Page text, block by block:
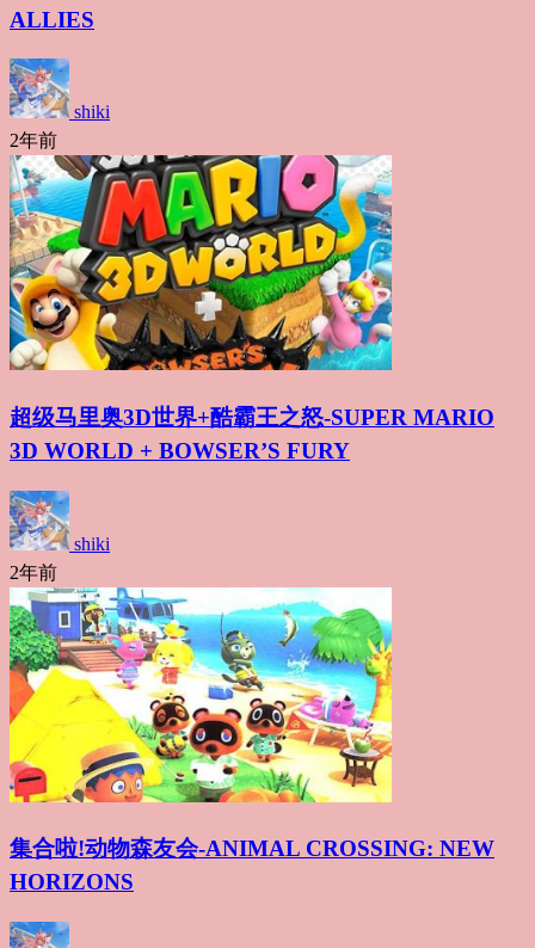
ALLIES
shiki
2年前
超级马里奥3D世界+酷霸王之怒-SUPER MARIO
3D WORLD + BOWSER’S FURY
shiki
2年前
集合啦!动物森友会-ANIMAL CROSSING: NEW
HORIZONS